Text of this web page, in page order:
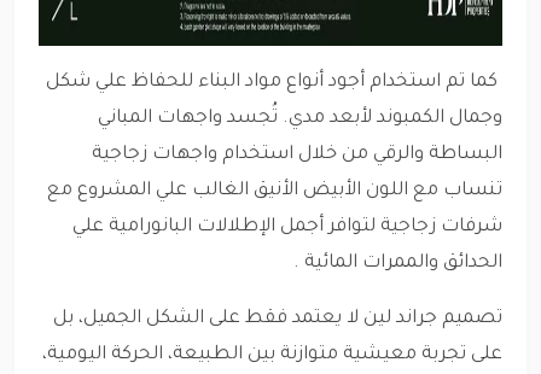
كما تم استخدام أجود أنواع مواد البناء للحفاظ علي شكل
وجمال الكمبوند لأبعد مدي. تُجسد واجهات المباني
البساطة والرقي من خلال استخدام واجهات زجاجية
تنساب مع اللون الأبيض الأنيق الغالب علي المشروع مع
شرفات زجاجية لتوافر أجمل الإطلالات البانورامية علي
الحدائق والممرات المائية .
تصميم جراند لين لا يعتمد فقط على الشكل الجميل، بل
على تجربة معيشية متوازنة بين الطبيعة، الحركة اليومية،